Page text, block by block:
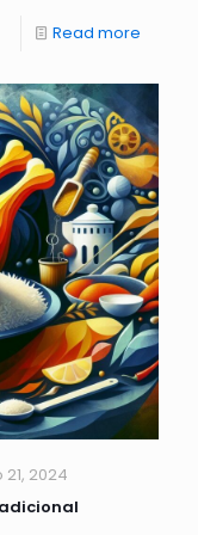
Read more
2024